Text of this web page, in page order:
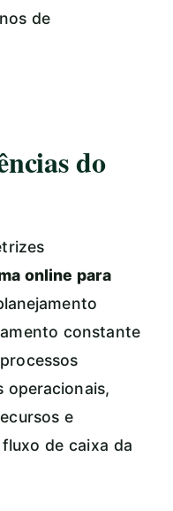
de
do
online para
constante
operacionais,
e
de caixa da